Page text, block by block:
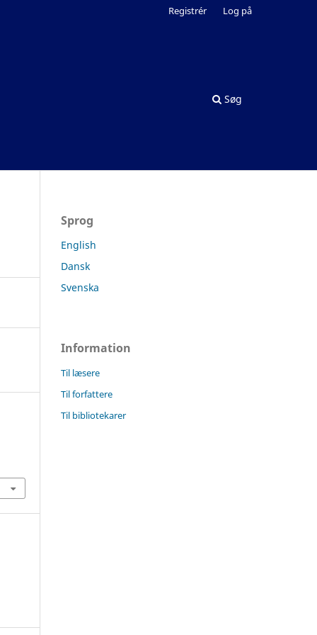
Søg
Registrér Log på
Sprog
English
Dansk
Svenska
Information
Til læsere
Til forfattere
Til bibliotekarer